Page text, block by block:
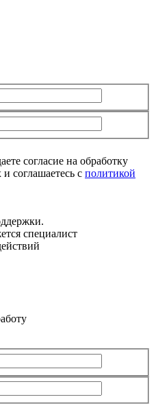
согласие на обработку
соглашаетесь с политикой
специалист